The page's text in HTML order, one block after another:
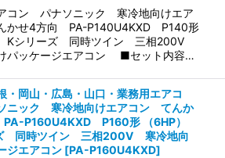
コン パナソニック 寒冷地向けエア
かせ4方向 PA-P140U4KXD P140形
Kシリーズ 同時ツイン 三相200V
パッケージエアコン ■セット内容…
・岡山・広島・山口・業務用エアコ
ニック 寒冷地向けエアコン てんか
P160U4KXD P160形 （6HP）
同時ツイン 三相200V 寒冷地向
ジエアコン [PA-P160U4KXD]